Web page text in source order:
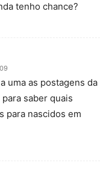
tenho chance?
uma as postagens da
saber quais
para nascidos em